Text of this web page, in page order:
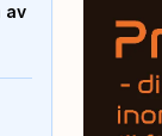
av